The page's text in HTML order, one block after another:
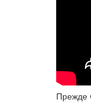
Прежде